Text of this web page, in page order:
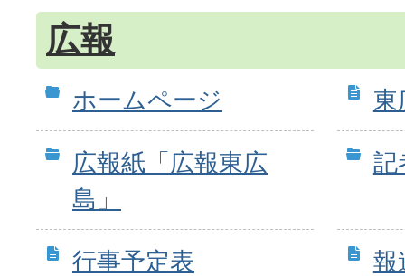
広報
ホームページ 東
広報紙「広報東広
島」
記
行事予定表 報